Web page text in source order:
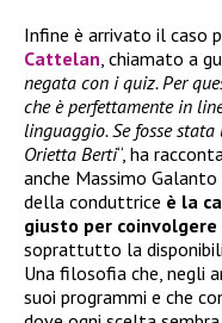
Infine è arrivato il caso
Cattelan , chiamato a
negata con i quiz. Per
che è perfettamente in
linguaggio. Se fosse
Orietta Berti“, ha
anche Massimo
della conduttrice è la
giusto per
soprattutto la
Una filosofia che, negli
suoi programmi e che